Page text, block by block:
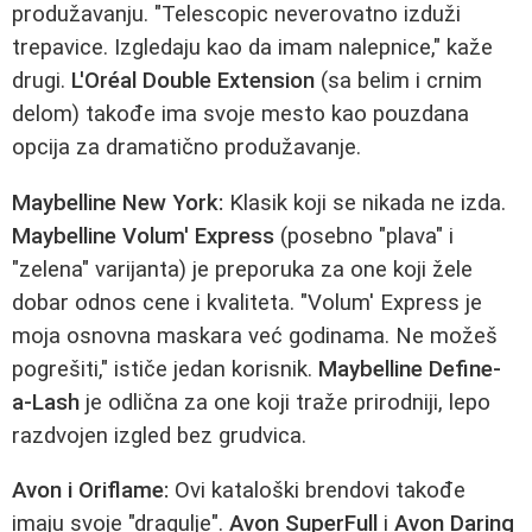
produžavanju. "Telescopic neverovatno izduži
trepavice. Izgledaju kao da imam nalepnice," kaže
drugi. L'Oréal Double Extension (sa belim i crnim
delom) takođe ima svoje mesto kao pouzdana
opcija za dramatično produžavanje.
Maybelline New York: Klasik koji se nikada ne izda.
Maybelline Volum' Express (posebno "plava" i
"zelenа" varijanta) je preporuka za one koji žele
dobar odnos cene i kvaliteta. "Volum' Express je
moja osnovna maskara već godinama. Ne možeš
pogrešiti," ističe jedan korisnik. Maybelline Define-
a-Lash je odlična za one koji traže prirodniji, lepo
razdvojen izgled bez grudvica.
Avon i Oriflame: Ovi kataloški brendovi takođe
imaju svoje "dragulje". Avon SuperFull i Avon Daring